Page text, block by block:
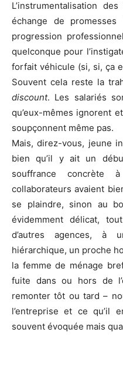
L’instrumentalisation
échange de promesses
progression
quelconque pour
forfait véhicule (si, si, ça
Souvent cela reste la
discount. Les salariés
qu’eux-mêmes ignorent
soupçonnent même pas.
Mais, direz-vous, jeune
bien qu’il y ait un
souffrance
collaborateurs avaient
se plaindre, sinon au
évidemment délicat,
d’autres agences, à
hiérarchique, un proche
la femme de ménage
fuite dans ou hors de
remonter tôt ou tard –
l’entreprise et ce qu’il
souvent évoquée mais